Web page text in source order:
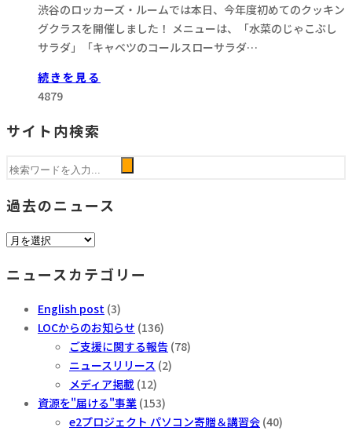
渋谷のロッカーズ・ルームでは本日、今年度初めてのクッキン
グクラスを開催しました！ メニューは、「水菜のじゃこぶし
サラダ」「キャベツのコールスローサラダ…
続きを見る
4879
サイト内検索
過去のニュース
過
の
ニュースカテゴリー
English post (3)
LOCからのお知らせ (136)
ご支援に関する報告 (78)
ニュースリリース (2)
メディア掲載 (12)
資源を"届ける"事業 (153)
e2プロジェクト パソコン寄贈＆講習会 (40)